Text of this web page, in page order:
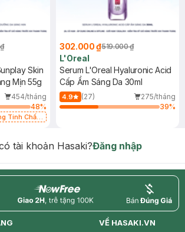
Skin
Mịn 55g
454/tháng
48%
Tinh Chất
302.000 ₫519.000 ₫
L'Oreal
Serum L'Oreal Hyaluronic Acid
Cấp Ẩm Sáng Da 30ml
4.9 (27)
275/tháng
39%
tài khoản Hasaki?Đăng nhập
nowfree price
VỀ HASAKI.VN